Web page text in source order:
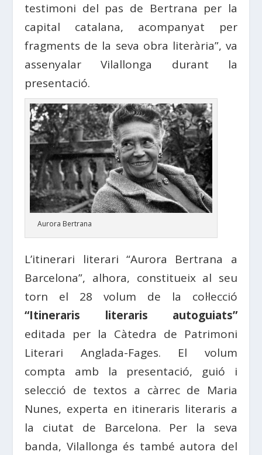
testimoni del pas de Bertrana per la
capital catalana, acompanyat per
fragments de la seva obra literària”, va
assenyalar Vilallonga durant la
presentació.
Aurora Bertrana
L’itinerari literari “Aurora Bertrana a
Barcelona”, alhora, constitueix al seu
torn el 28 volum de la col·lecció
“Itineraris literaris autoguiats”
editada per la Càtedra de Patrimoni
Literari Anglada-Fages. El volum
compta amb la presentació, guió i
selecció de textos a càrrec de Maria
Nunes, experta en itineraris literaris a
la ciutat de Barcelona. Per la seva
banda, Vilallonga és també autora del